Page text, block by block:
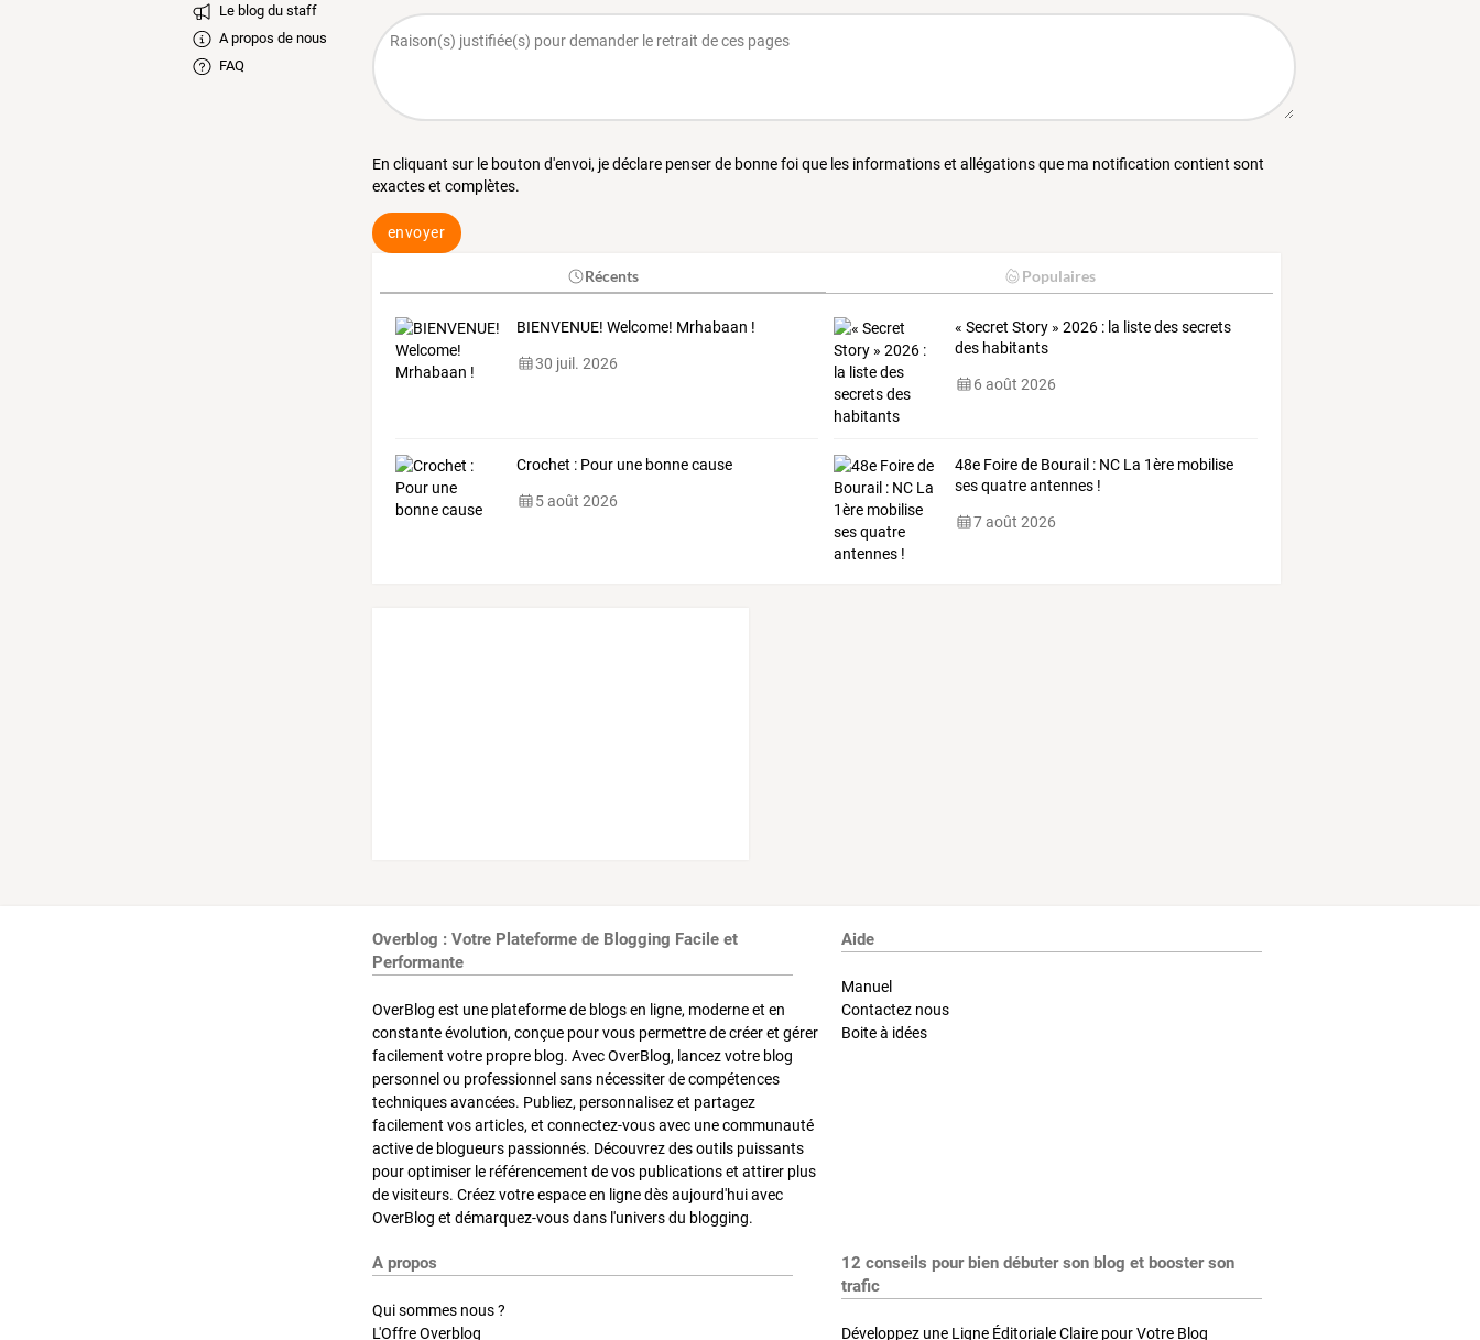
Le blog du staff
A propos de nous
FAQ
En cliquant sur le bouton d'envoi, je déclare penser de bonne foi que les informations et allégations que ma notification contient sont
exactes et complètes.
envoyer
Récents Populaires
BIENVENUE! Welcome! Mrhabaan !
30 juil. 2026
« Secret Story » 2026 : la liste des secrets
des habitants
6 août 2026
Crochet : Pour une bonne cause
5 août 2026
48e Foire de Bourail : NC La 1ère mobilise
ses quatre antennes !
7 août 2026
Overblog : Votre Plateforme de Blogging Facile et
Performante
OverBlog est une plateforme de blogs en ligne, moderne et en
constante évolution, conçue pour vous permettre de créer et gérer
facilement votre propre blog. Avec OverBlog, lancez votre blog
personnel ou professionnel sans nécessiter de compétences
techniques avancées. Publiez, personnalisez et partagez
facilement vos articles, et connectez-vous avec une communauté
active de blogueurs passionnés. Découvrez des outils puissants
pour optimiser le référencement de vos publications et attirer plus
de visiteurs. Créez votre espace en ligne dès aujourd'hui avec
OverBlog et démarquez-vous dans l'univers du blogging.
Aide
Manuel
Contactez nous
Boite à idées
A propos
Qui sommes nous ?
L'Offre Overblog
12 conseils pour bien débuter son blog et booster son
trafic
Développez une Ligne Éditoriale Claire pour Votre Blog